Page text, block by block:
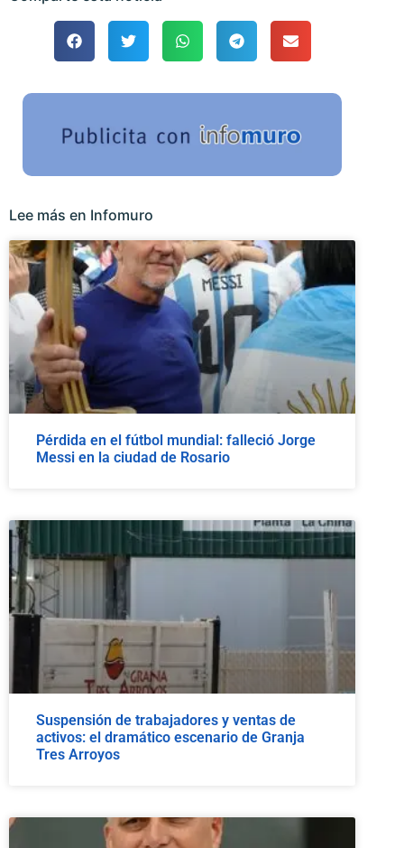
Lee más en Infomuro
Pérdida en el fútbol mundial: falleció Jorge
Messi en la ciudad de Rosario
Suspensión de trabajadores y ventas de
activos: el dramático escenario de Granja
Tres Arroyos